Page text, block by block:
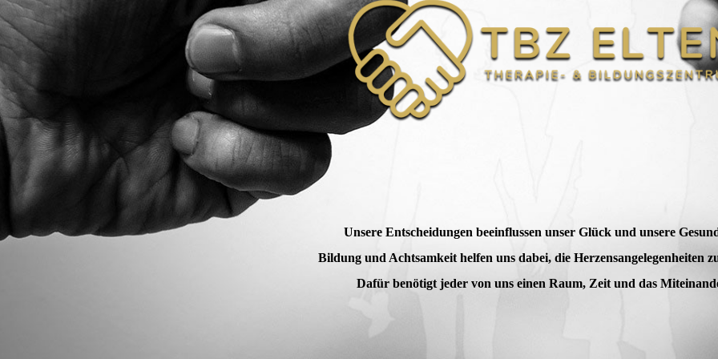
Unsere Entscheidungen beeinflussen unser Glück und unsere
Bildung und Achtsamkeit helfen uns dabei, die Herzensangelegenheiten
Dafür benötigt jeder von uns einen Raum, Zeit und das